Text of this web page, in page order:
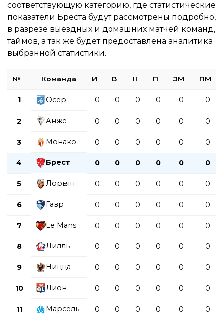
соответствующую категорию, где статистические
показатели Бреста будут рассмотрены подробно,
в разрезе выездных и домашних матчей команд,
таймов, а так же будет предоставлена аналитика
выбранной статистики.
№ Команда И В Н П ЗМ ПМ
1 Осер 0 0 0 0 0 0
2 Анже 0 0 0 0 0 0
3 Монако 0 0 0 0 0 0
4 Брест 0 0 0 0 0 0
5 Лорьян 0 0 0 0 0 0
6 Гавр 0 0 0 0 0 0
7 Le Mans 0 0 0 0 0 0
8 Лилль 0 0 0 0 0 0
9 Ницца 0 0 0 0 0 0
10 Лион 0 0 0 0 0 0
11 Марсель 0 0 0 0 0 0